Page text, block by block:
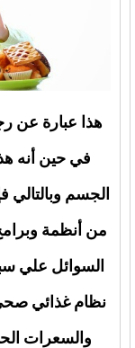
هذا عبارة عن
في حين أنه
الجسم
من أنظمة
السوائل علي
نظام غذائي صحي
والسعرات